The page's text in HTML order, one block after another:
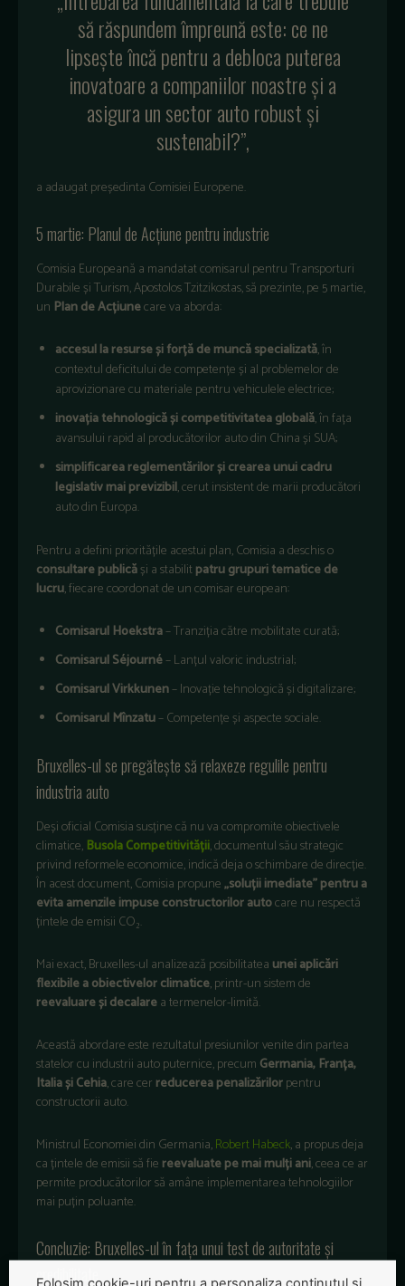
să răspundem împreună este: ce ne
lipsește încă pentru a debloca puterea
inovatoare a companiilor noastre și a
asigura un sector auto robust și
sustenabil?”,
a adaugat președinta Comisiei Europene.
5 martie: Planul de Acțiune pentru industrie
Comisia Europeană a mandatat comisarul pentru Transporturi
Durabile și Turism, Apostolos Tzitzikostas, să prezinte, pe 5 martie,
un Plan de Acțiunecare va aborda:
accesul la resurse și forță de muncă specializată, în
contextul deficitului de competențe și al problemelor de
aprovizionare cu materiale pentru vehiculele electrice;
inovația tehnologică și competitivitatea globală, în fața
avansului rapid al producătorilor auto din China și SUA;
simplificarea reglementărilor și crearea unui cadru
legislativ mai previzibil, cerut insistent de marii producători
auto din Europa.
Pentru a defini prioritățile acestui plan, Comisia a deschis o
consultare publicăși a stabilitpatru grupuri tematice de
lucru, fiecare coordonat de un comisar european:
Comisarul Hoekstra– Tranziția către mobilitate curată;
Comisarul Séjourné– Lanțul valoric industrial;
Comisarul Virkkunen– Inovație tehnologică și digitalizare;
Comisarul Mînzatu– Competențe și aspecte sociale.
Bruxelles-ul se pregătește să relaxeze regulile pentru
industria auto
Deși oficial Comisia susține că nu va compromite obiectivele
climatice, Busola Competitivității, documentul său strategic
privind reformele economice, indică deja o schimbare de direcție.
În acest document, Comisia propune„soluții imediate” pentru a
evita amenzile impuse constructorilor autocare nu respectă
țintele de emisii CO₂.
Mai exact, Bruxelles-ul analizează posibilitatea unei aplicări
flexibile a obiectivelor climatice, printr-un sistem de
reevaluare și decalarea termenelor-limită.
Această abordare este rezultatul presiunilor venite din partea
statelor cu industrii auto puternice, precum Germania, Franța,
Italia și Cehia, care cer reducerea penalizărilorpentru
constructorii auto.
Ministrul Economiei din Germania,Robert Habeck, a propus deja
ca țintele de emisii să fie reevaluate pe mai mulți ani, ceea ce ar
permite producătorilor să amâne implementarea tehnologiilor
mai puțin poluante.
Concluzie: Bruxelles-ul în fața unui test de autoritate și
credibilitate